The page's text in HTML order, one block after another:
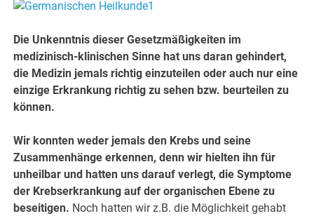
Die Unkenntnis dieser Gesetzmäßigkeiten im
medizinisch-klinischen Sinne hat uns daran gehindert,
die Medizin jemals richtig einzuteilen oder auch nur eine
einzige Erkrankung richtig zu sehen bzw. beurteilen zu
können.
Wir konnten weder jemals den Krebs und seine
Zusammenhänge erkennen, denn wir hielten ihn für
unheilbar und hatten uns darauf verlegt, die Symptome
der Krebserkrankung auf der organischen Ebene zu
beseitigen. Noch hatten wir z.B. die Möglichkeit gehabt